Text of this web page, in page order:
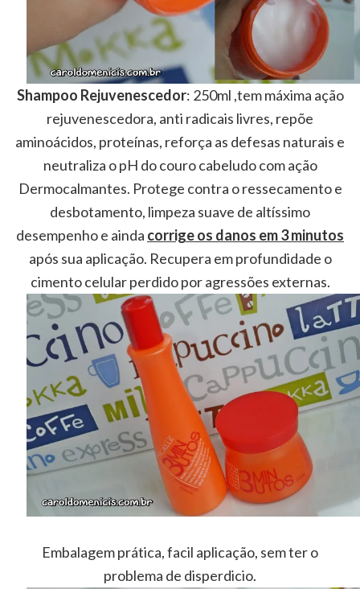
Shampoo Rejuvenescedor: 250ml ,tem máxima ação
rejuvenescedora, anti radicais livres, repõe
aminoácidos, proteínas, reforça as defesas naturais e
neutraliza o pH do couro cabeludo com ação
Dermocalmantes. Protege contra o ressecamento e
desbotamento, limpeza suave de altíssimo
desempenho e ainda corrige os danos em 3 minutos
após sua aplicação. Recupera em profundidade o
cimento celular perdido por agressões externas.
Embalagem prática, facil aplicação, sem ter o
problema de disperdicio.